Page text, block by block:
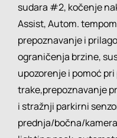
sudara #2, kočenje
Assist, Autom.
prepoznavanje i
ograničenja brzine,
upozorenje i pomoć
trake,prepoznavanje
i stražnji parkirni
prednja/bočna/